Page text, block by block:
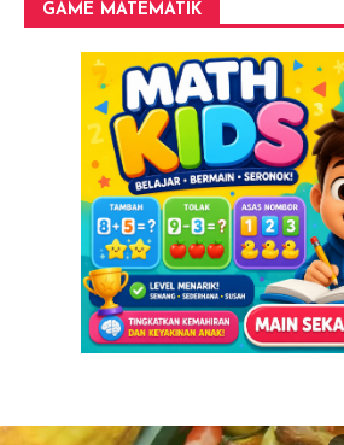
GAME MATEMATIK